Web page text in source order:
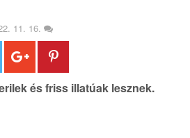
11. 16.
és friss illatúak lesznek.